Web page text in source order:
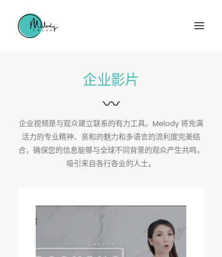
HK
企业影片
〰
企业视频是与观众建立联系的有力工具。Melody 将充满
活力的专业精神、亲和的魅力和多语言的流利度完美结
合，确保您的信息能够与全球不同背景的观众产生共鸣，
吸引来自各行各业的人士。